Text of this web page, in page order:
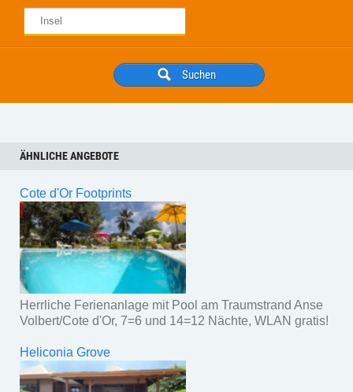
ÄHNLICHE ANGEBOTE
Cote d'Or Footprints
Herrliche Ferienanlage mit Pool am Traumstrand Anse
Volbert/Cote d'Or, 7=6 und 14=12 Nächte, WLAN gratis!
Heliconia Grove